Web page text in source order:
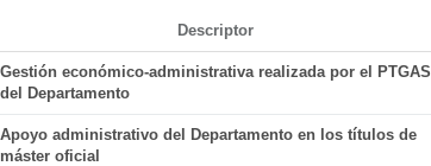
Descriptor
Gestión económico-administrativa realizada por el PTGAS
del Departamento
Apoyo administrativo del Departamento en los títulos de
máster oficial